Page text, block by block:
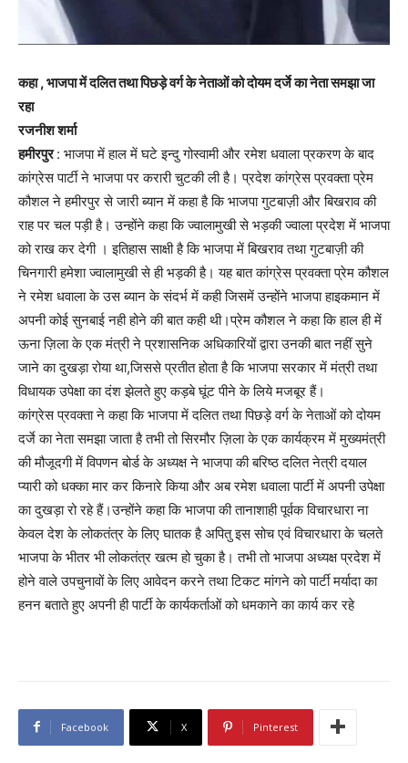
कहा , भाजपा में दलित तथा पिछड़े वर्ग के नेताओं को दोयम दर्जे का नेता समझा जा
रहा
रजनीश शर्मा
हमीरपुर: भाजपा में हाल में घटे इन्दु गोस्वामी और रमेश धवाला प्रकरण के बाद
कांग्रेस पार्टी ने भाजपा पर करारी चुटकी ली है। प्रदेश कांग्रेस प्रवक्ता प्रेम
कौशल ने हमीरपुर से जारी ब्यान में कहा है कि भाजपा गुटबाज़ी और बिखराव की
राह पर चल पड़ी है। उन्होंने कहा कि ज्वालामुखी से भड़की ज्वाला प्रदेश में भाजपा
को राख कर देगी । इतिहास साक्षी है कि भाजपा में बिखराव तथा गुटबाज़ी की
चिनगारी हमेशा ज्वालामुखी से ही भड़की है। यह बात कांग्रेस प्रवक्ता प्रेम कौशल
ने रमेश धवाला के उस ब्यान के संदर्भ में कही जिसमें उन्होंने भाजपा हाइकमान में
अपनी कोई सुनबाई नही होने की बात कही थी।प्रेम कौशल ने कहा कि हाल ही में
ऊना ज़िला के एक मंत्री ने प्रशासनिक अधिकारियों द्वारा उनकी बात नहीं सुने
जाने का दुखड़ा रोया था,जिससे प्रतीत होता है कि भाजपा सरकार में मंत्री तथा
विधायक उपेक्षा का दंश झेलते हुए कड़बे घूंट पीने के लिये मजबूर हैं।
कांग्रेस प्रवक्ता ने कहा कि भाजपा में दलित तथा पिछड़े वर्ग के नेताओं को दोयम
दर्जे का नेता समझा जाता है तभी तो सिरमौर ज़िला के एक कार्यक्रम में मुख्यमंत्री
की मौजूदगी में विपणन बोर्ड के अध्यक्ष ने भाजपा की बरिष्ठ दलित नेत्री दयाल
प्यारी को धक्का मार कर किनारे किया और अब रमेश धवाला पार्टी में अपनी उपेक्षा
का दुखड़ा रो रहे हैं।उन्होंने कहा कि भाजपा की तानाशाही पूर्वक विचारधारा ना
केवल देश के लोकतंत्र के लिए घातक है अपितु इस सोच एवं विचारधारा के चलते
भाजपा के भीतर भी लोकतंत्र खत्म हो चुका है। तभी तो भाजपा अध्यक्ष प्रदेश में
होने वाले उपचुनावों के लिए आवेदन करने तथा टिकट मांगने को पार्टी मर्यादा का
हनन बताते हुए अपनी ही पार्टी के कार्यकर्ताओं को धमकाने का कार्य कर रहे
Facebook X Pinterest